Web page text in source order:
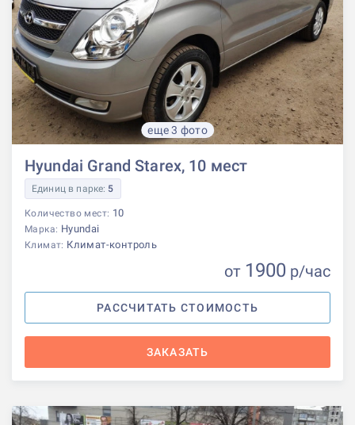
еще 3 фото
Hyundai Grand Starex, 10 мест
Единиц в парке: 5
Количество мест: 10
Марка: Hyundai
Климат: Климат-контроль
от 1900 р/час
РАССЧИТАТЬ СТОИМОСТЬ
ЗАКАЗАТЬ